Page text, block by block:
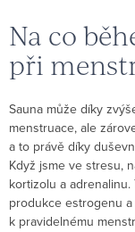
Na co
při
Sauna může díky
menstruace, ale
a to právě díky
Když jsme ve stresu,
kortizolu a
produkce estrogenu
k pravidelnému